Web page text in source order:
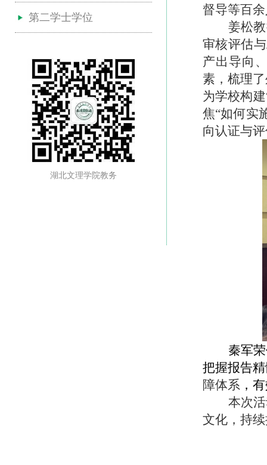
第二学士学位
湖北文理学院教务
督导等百
姜松
审核评估
产出导向
素，梳理
为学校构建
焦“如何实
向认证与
秦军
把握报告
障体系 ，
本次
文化，持